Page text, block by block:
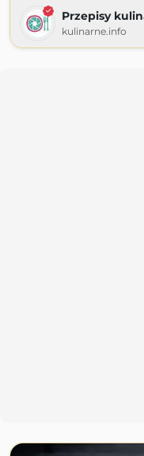
Przepisy
kulinarne.info